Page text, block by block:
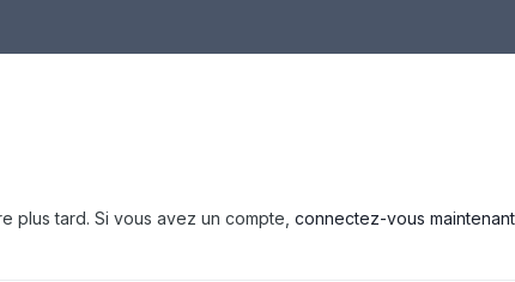
plus tard. Si vous avez un compte, connectez-vous maintenant